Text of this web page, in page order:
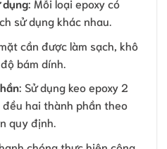
: Mỗi loại epoxy có
sử dụng khác nhau.
cần được làm sạch, khô
bám dính.
: Sử dụng keo epoxy 2
hai thành phần theo
quy định.